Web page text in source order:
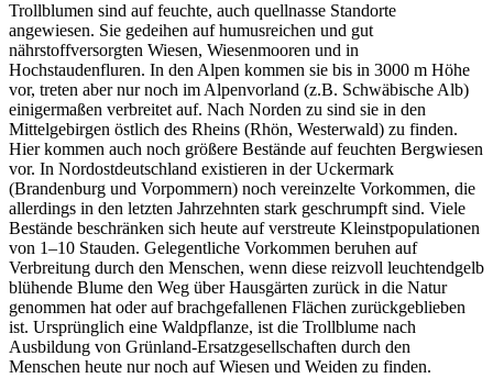
Trollblumen sind auf feuchte, auch quellnasse Standorte
angewiesen. Sie gedeihen auf humusreichen und gut
nährstoffversorgten Wiesen, Wiesenmooren und in
Hochstaudenfluren. In den Alpen kommen sie bis in 3000 m Höhe
vor, treten aber nur noch im Alpenvorland (z.B. Schwäbische Alb)
einigermaßen verbreitet auf. Nach Norden zu sind sie in den
Mittelgebirgen östlich des Rheins (Rhön, Westerwald) zu finden.
Hier kommen auch noch größere Bestände auf feuchten Bergwiesen
vor. In Nordostdeutschland existieren in der Uckermark
(Brandenburg und Vorpommern) noch vereinzelte Vorkommen, die
allerdings in den letzten Jahrzehnten stark geschrumpft sind. Viele
Bestände beschränken sich heute auf verstreute Kleinstpopulationen
von 1–10 Stauden. Gelegentliche Vorkommen beruhen auf
Verbreitung durch den Menschen, wenn diese reizvoll leuchtendgelb
blühende Blume den Weg über Hausgärten zurück in die Natur
genommen hat oder auf brachgefallenen Flächen zurückgeblieben
ist. Ursprünglich eine Waldpflanze, ist die Trollblume nach
Ausbildung von Grünland-Ersatzgesellschaften durch den
Menschen heute nur noch auf Wiesen und Weiden zu finden.